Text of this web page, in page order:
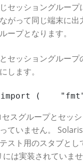
セッショングループ
がって同じ端末に出
ープとなります。
セッショングルー
します。
import (
スグループとセッ
ていません。
スト用のスタブとし
は実装されていませ